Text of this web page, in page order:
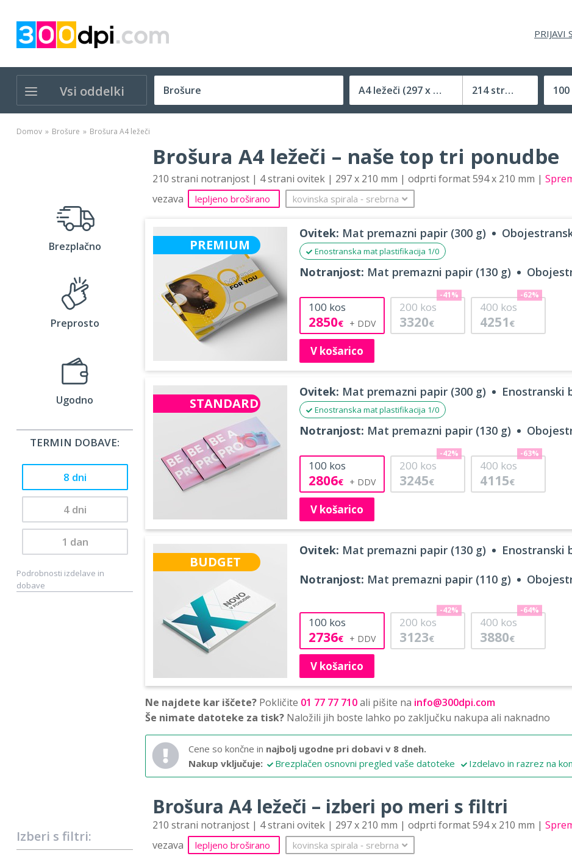
PRIJAVI
Vsi oddelki A4 ležeči (297 x 210 mm)
Velikost (zaprte) tiskovine
214 strani
Domov Brošure Brošura A4 ležeči
Brezplačno
Preprosto
Ugodno
TERMIN DOBAVE:
8 dni
4 dni
1 dan
Podrobnosti izdelave in
dobave
Izberi s filtri:
Brošura A4 ležeči – naše top tri ponudbe
210 strani notranjost | 4 strani ovitek | 297 x 210 mm | odprti format 594 x 210 mm |
vezava
lepljeno broširano kovinska spirala ‐ srebrna
PREMIUM
Ovitek: Mat premazni papir (300 g)
Enostranska mat plastifikacija 1/0
Notranjost: Mat premazni papir (130 g)
100 kos
2850€
200 kos
3320€
-41%
400 kos
4251 €
-62%
V košarico
STANDARD
Ovitek: Mat premazni papir (300 g) Enostranski
Enostranska mat plastifikacija 1/0
Notranjost: Mat premazni papir (130 g)
100 kos
2806€
200 kos
3245€
-42%
400 kos
4115€
-63%
V košarico
BUDGET
Ovitek: Mat premazni papir (130 g) Enostranski
Notranjost: Mat premazni papir (110 g)
100 kos
2736€
200 kos
3123€
-42%
400 kos
3880€
-64%
V košarico
Ne najdete kar iščete? Pokličite 01 77 77 710ali pišite na info@300dpi.com
Še nimate datoteke za tisk? Naložili jih boste lahko po zaključku nakupa ali naknadno
Cene so končne in najbolj ugodne pri dobavi v 8 dneh.
Nakup vključuje:
Brezplačen osnovni pregled vaše datoteke Izdelavo in razrez na
Brošura A4 ležeči – izberi po meri s filtri
210 strani notranjost | 4 strani ovitek | 297 x 210 mm | odprti format 594 x 210 mm |
vezava
lepljeno broširano kovinska spirala ‐ srebrna